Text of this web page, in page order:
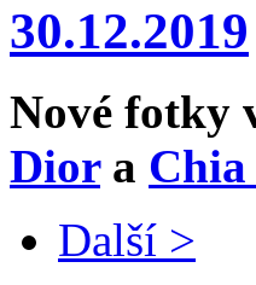
30.12.2019
Nové fotky
Diora
Další >